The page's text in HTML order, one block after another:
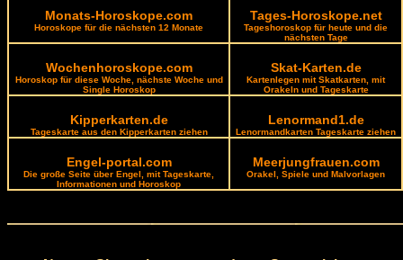
Monats-Horoskope.com
Horoskope für die nächsten 12 Monate
Tages-Horoskope.net
Tageshoroskop für heute und die
nächsten Tage
Wochenhoroskope.com
Horoskop für diese Woche, nächste Woche und
Single Horoskop
Skat-Karten.de
Kartenlegen mit Skatkarten, mit
Orakeln und Tageskarte
Kipperkarten.de
Tageskarte aus den Kipperkarten ziehen
Lenormand1.de
Lenormandkarten Tageskarte ziehen
Engel-portal.com
Die große Seite über Engel, mit Tageskarte,
Informationen und Horoskop
Meerjungfrauen.com
Orakel, Spiele und Malvorlagen